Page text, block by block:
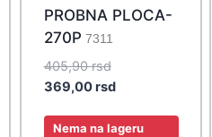
PROBNA PLOCA-
270P 7311
405,90rsdOriginal
price
405,90 rsd.
369,00rsdCurrent
is:
Nema na lageru